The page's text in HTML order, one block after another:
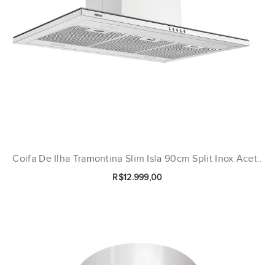
Coifa De Ilha Tramontina Slim Isla 90cm Split Inox Acet..
R$12.999,00